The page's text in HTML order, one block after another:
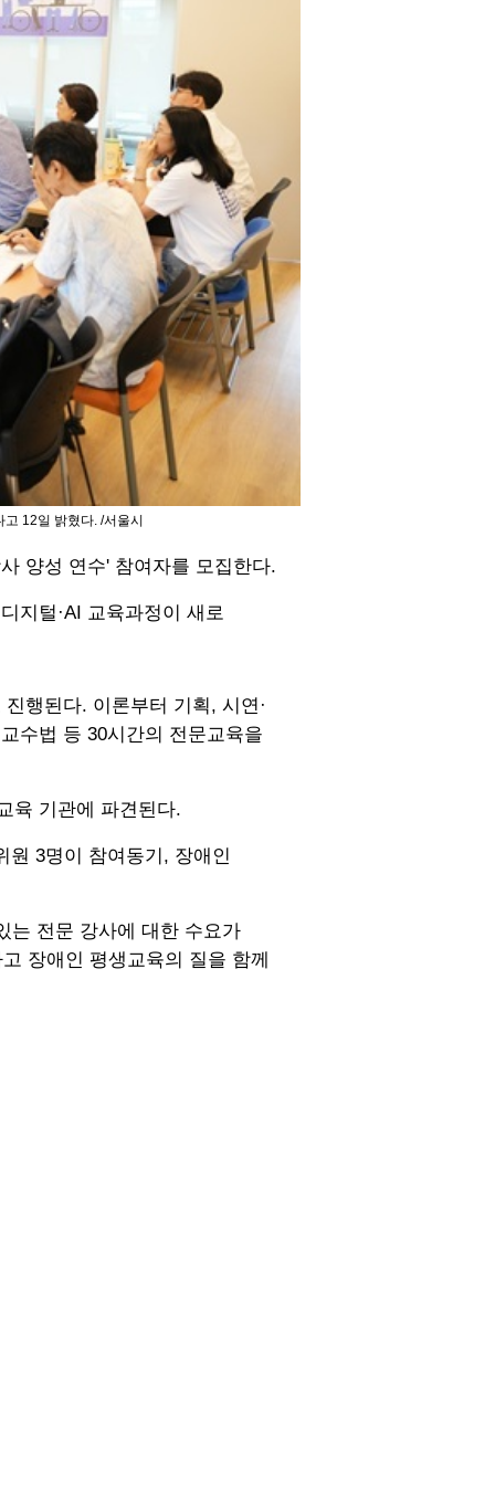
12일 밝혔다. /서울시
양성 연수' 참여자를 모집한다.
지털·AI 교육과정이 새로
행된다. 이론부터 기획, 시연·
수법 등 30시간의 전문교육을
육 기관에 파견된다.
원 3명이 참여동기, 장애인
는 전문 강사에 대한 수요가
장애인 평생교육의 질을 함께